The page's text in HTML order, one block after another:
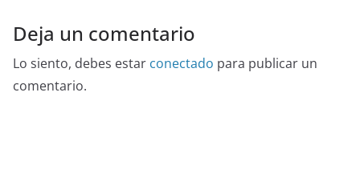
Deja un comentario
Lo siento, debes estar conectado para publicar un
comentario.